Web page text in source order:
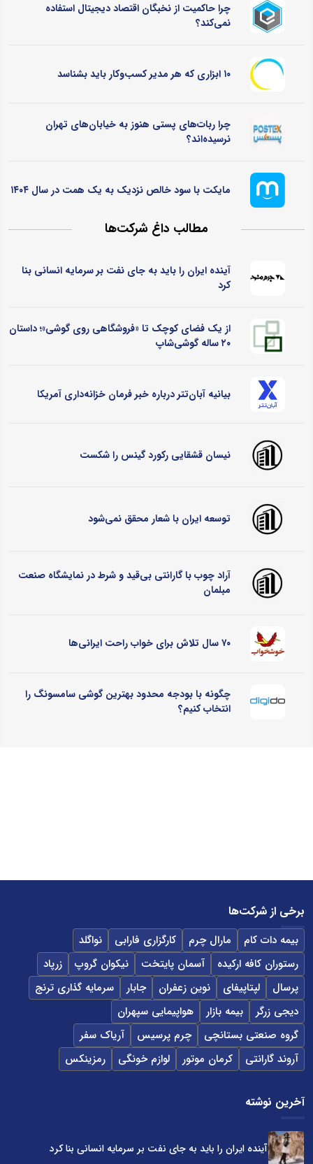
چرا حاکمیت از نخبگان اقتصاد دیجیتال استفاده
نمی‌کند؟
۱۰ ابزاری که هر مدیر کسب‌وکار باید بشناسد
چرا ربات‌های پستی هنوز به خیابان‌های تهران
نرسیده‌اند؟
مایکت با سود خالص نزدیک به یک همت در سال ۱۴۰۴
مطالب داغ شرکت‌ها
آینده ایران را باید به جای نفت بر سرمایه انسانی بنا
کرد
از یک فضای کوچک تا «فروشگاهی روی گوشی»؛ داستان
۲۰ ساله گوشی‌شاپ
بیانیه آبان‌تتر درباره خبر فرمان خزانه‌داری آمریکا
نیسان قشقایی رکورد گینس را شکست
توسعه ایران با شعار محقق نمی‌شود
آراد چوب با گارانتی بی‌قید و شرط در نمایشگاه صنعت
مبلمان
۷۰ سال تلاش برای خواب راحت ایرانی‌ها
چگونه با بودجه محدود بهترین گوشی سامسونگ را
انتخاب کنیم؟
برخی از شرکت‌ها
بیمه دات کام مارال چرم کارگزاری فارابی
نواگلد
رستوران کافه ارکیده
آسمان پایتخت نیکوان گروپ
زرپاد
پرسال
لپتاپیفای نوین زعفران جابار
سرمایه گذاری ترنج
دیجی زرگر
بیمه بازار
هواپیمایی سپهران
گروه صنعتی بستانچی
چرم پرسیس
آریاک سفر
آروند گارانتی
کرمان موتور لوازم خونگی رمزینکس
آخرین نوشته
آینده ایران را باید به جای نفت بر سرمایه انسانی بنا کرد